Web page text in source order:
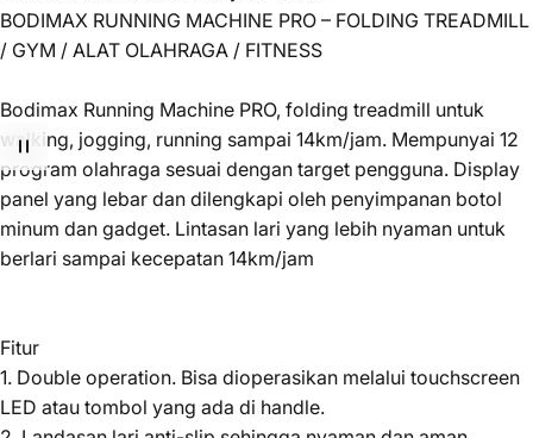
BODIMAX RUNNING MACHINE PRO – FOLDING TREADMILL
/ GYM / ALAT OLAHRAGA / FITNESS
Bodimax Running Machine PRO, folding treadmill untuk
walking, jogging, running sampai 14km/jam. Mempunyai 12
program olahraga sesuai dengan target pengguna. Display
panel yang lebar dan dilengkapi oleh penyimpanan botol
minum dan gadget. Lintasan lari yang lebih nyaman untuk
berlari sampai kecepatan 14km/jam
Fitur
1. Double operation. Bisa dioperasikan melalui touchscreen
LED atau tombol yang ada di handle.